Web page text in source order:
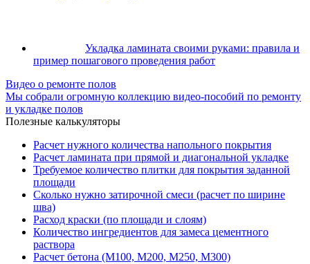
Укладка ламината своими руками: правила и
пример пошагового проведения работ
Видео о ремонте полов
Мы собрали огромную коллекцию видео-пособий по ремонту
и укладке полов
Полезные калькуляторы
Расчет нужного количества напольного покрытия
Расчет ламината при прямой и диагональной укладке
Требуемое количество плитки для покрытия заданной
площади
Сколько нужно затирочной смеси (расчет по ширине
шва)
Расход краски (по площади и слоям)
Количество ингредиентов для замеса цементного
раствора
Расчет бетона (М100, М200, М250, М300)